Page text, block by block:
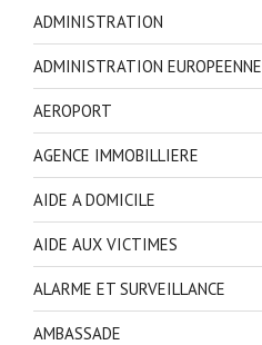
ADMINISTRATION
ADMINISTRATION EUROPEENNE
AEROPORT
AGENCE IMMOBILLIERE
AIDE A DOMICILE
AIDE AUX VICTIMES
ALARME ET SURVEILLANCE
AMBASSADE